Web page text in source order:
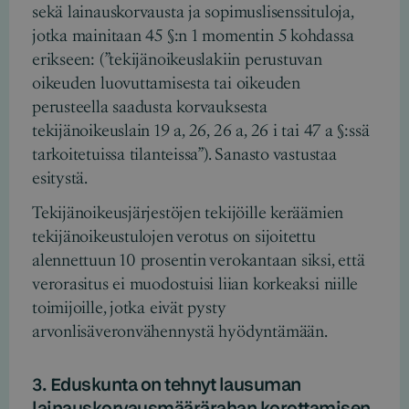
sekä lainauskorvausta ja sopimuslisenssituloja,
jotka mainitaan 45 §:n 1 momentin 5 kohdassa
erikseen: (”tekijänoikeuslakiin perustuvan
oikeuden luovuttamisesta tai oikeuden
perusteella saadusta korvauksesta
tekijänoikeuslain 19 a, 26, 26 a, 26 i tai 47 a §:ssä
tarkoitetuissa tilanteissa”). Sanasto vastustaa
esitystä.
Tekijänoikeusjärjestöjen tekijöille keräämien
tekijänoikeustulojen verotus on sijoitettu
alennettuun 10 prosentin verokantaan siksi, että
verorasitus ei muodostuisi liian korkeaksi niille
toimijoille, jotka eivät pysty
arvonlisäveronvähennystä hyödyntämään.
3. Eduskunta on tehnyt lausuman